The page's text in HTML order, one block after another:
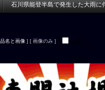
石川県能登半島で発生した大雨に
名と画像 ] [ 画像のみ ]